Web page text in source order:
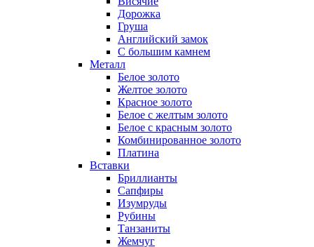
Дорожка
Груша
Английский замок
С большим камнем
Металл
Белое золото
Желтое золото
Красное золото
Белое с желтым золото
Белое с красным золото
Комбинированное золото
Платина
Вставки
Бриллианты
Сапфиры
Изумруды
Рубины
Танзаниты
Жемчуг